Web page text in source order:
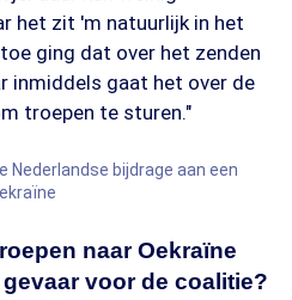
het zit 'm natuurlijk in het
ging dat over het zenden
inmiddels gaat het over de
troepen te sturen."
Nederlandse bijdrage aan een
naar Oekraïne
voor de coalitie?